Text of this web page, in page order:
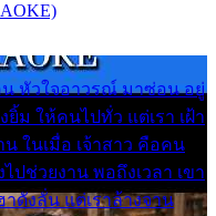
น หัวใจอาวรณ์ มาซ่อน อยู่
ม ให้คนไปทั่ว แต่เรา เฝ้า
น ในเมื่อ เจ้าสาว คือคน
ปช่วยงาน พอถึงเวลา เขา
ดังลั่น แต่เราล้างจาน